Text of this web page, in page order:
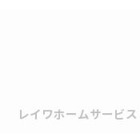
レイワホームサービ